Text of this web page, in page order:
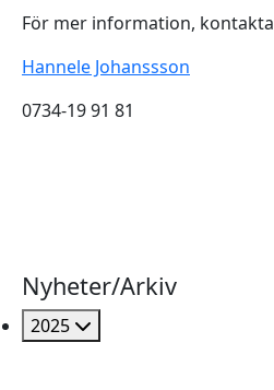
För mer information, kontakta
Hannele Johanssson
0734-19 91 81
Nyheter/Arkiv
2025